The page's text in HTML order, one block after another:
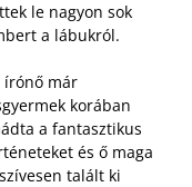
le nagyon sok
a lábukról.
írónő már
korában
a fantasztikus
és ő maga
talált ki